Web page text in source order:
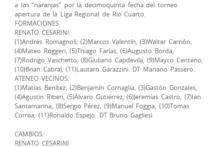
a los “naranjas” por la decimoquinta fecha del torneo
apertura de la Liga Regional de Rio Cuarto.
FORMACIONES
RENATO CESARINI:
(1)Andrés Romagnoli; (2)Marcos Valentín, (3)Walter Carrión,
(4)Mateo Roggeri, (5)Thiago Farías, (6)Augusto Borda,
(7)Rodrigo Vaschetto, (8)Giuliano Capdevila, (9)Mayco Centeno,
(10)Brian Cabral, (11)Lautaro Garazzini. DT Mariano Passero.
ATENEO VECINOS:
(1)Matías Benítez; (2)Benjamín Cornaglia, (3)Gastón Gonzales,
(4)Agustín Riberi, (5)Álvaro Gutiérrez, (6)Jeremías Castro, (7)Ian
Santamarina, (8)Sergio Pérez, (9)Manuel Foggia, (10)Tomas
Correa, (11)Ronaldo Espejo. DT Bruno Gagliesi.
CAMBIOS:
RENATO CESARINI